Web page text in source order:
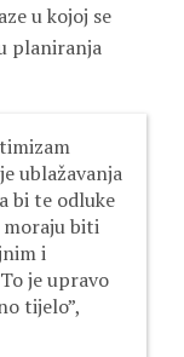
u kojoj se
planiranja
ublažavanja
bi te odluke
moraju biti
i
je upravo
tijelo”,